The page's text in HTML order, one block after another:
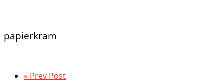
papierkram
« Prev Post